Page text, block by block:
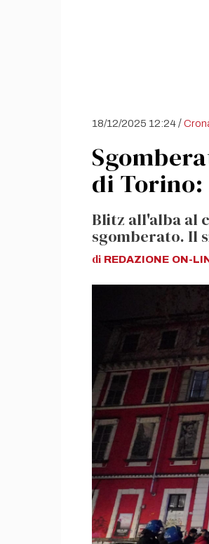
18/12/2025 12:24/
di Torino:
Blitz all'alba al
sgomberato. Il
di REDAZIONE ON-